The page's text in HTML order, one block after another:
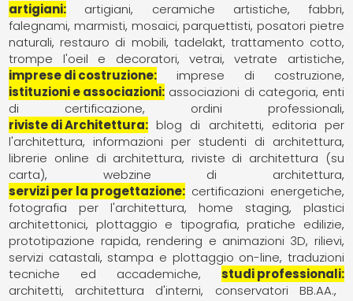
artigiani artigiani ceramiche artistiche
fabbri
falegnami marmisti mosaici parquettisti posatori pietre
naturali restauro di mobili tadelakt trattamento cotto
trompe l'oeil e decoratori
vetrai
vetrate artistiche
imprese di costruzione
imprese di costruzione
istituzioni e associazioni associazioni di categoria enti
di certificazione
ordini professionali
riviste di Architettura
blog di architetti
editoria per
l'architettura
informazioni per studenti di architettura
librerie online di architettura riviste di architettura (su
carta)
webzine di architettura
servizi per la progettazione
certificazioni energetiche
fotografia per l'architettura
home staging
plastici
architettonici
plottaggio e tipografia
pratiche edilizie
prototipazione rapida rendering e animazioni 3D rilievi
servizi catastali stampa e plottaggio on-line traduzioni
tecniche ed accademiche
studi professionali
architetti
architettura d'interni
conservatori BB.AA.